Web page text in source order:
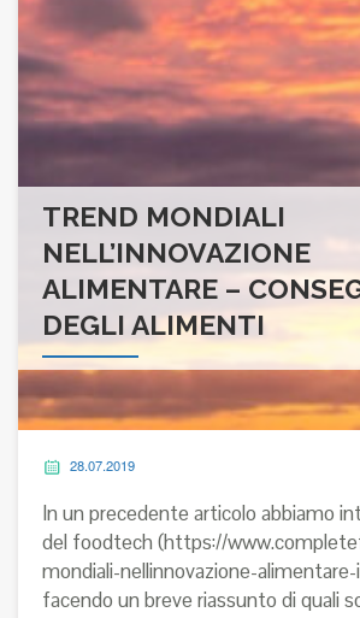
TREND MONDIALI
NELL’INNOVAZIONE
ALIMENTARE –
DEGLI ALIMENTI
28.07.2019
In un precedente articolo abbiamo
del foodtech (https://
mondiali-nellinnovazione-
facendo un breve riassunto di quali